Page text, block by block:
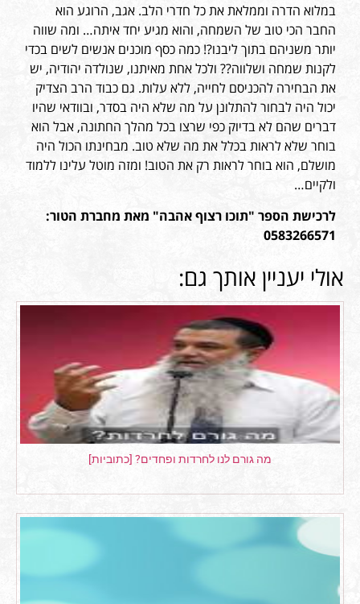
במלוא הדרה וממלאת את כל חדרי הלב. אגב, הרוגע הוא
החבר הכי טוב של השמחה, והוא מגיע יחד איתה… ומה שווה
יותר משניהם בתוך ליבנו?! כמה כסף מוכנים אנשים לשים בכדי
לקנות שמחה ושלווה?? ולכל אחת מאיתנו, שנולדה יהודיה, יש
את הבחירה להכניסם לחייה, ללא עלות. גם כבוד הרב הצדיק
יכול היה לבחור להתלונן על מה שלא היה בסדר, ובוודאי שהיו
דברים שהם לא בדיוק כפי שרצו בכל מהלך החתונה, אבל הוא
בוחר שלא לראות בכלל את מה שלא טוב. מבחינתו הכול היה
מושלם, הוא בוחר לראות רק את הטוב! ומזה מוטל עלינו ללמוד
ולקיים…
לרכישת הספר "תוכו רצוף אהבה" מאת מחברת הטור:
0583266571
אולי יעניין אותך גם:
מה גורם לנו לחרדות ופחדים? [כתוביות]